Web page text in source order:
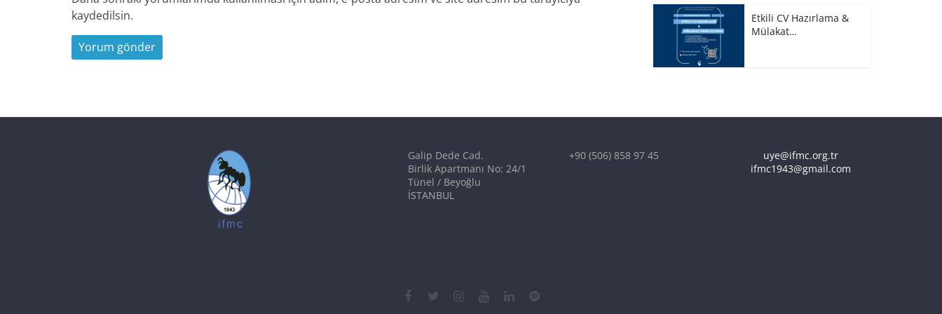
kaydedilsin.
Etkili CV Hazırlama &
Mülakat…
Galip Dede Cad.
Birlik Apartmanı No: 24/1
Tünel / Beyoğlu
İSTANBUL
+90 (506) 858 97 45
uye@ifmc.org.tr
ifmc1943@gmail.com